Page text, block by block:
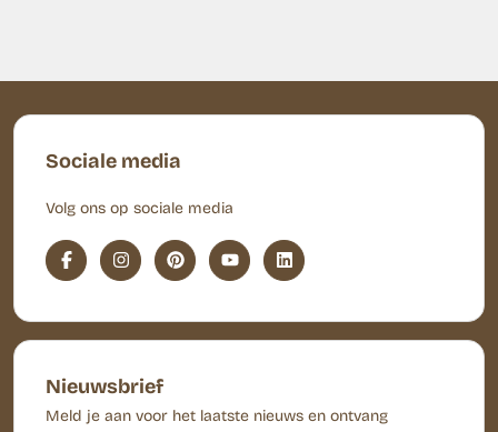
Sociale media
Volg ons op sociale media
Nieuwsbrief
Meld je aan voor het laatste nieuws en ontvang